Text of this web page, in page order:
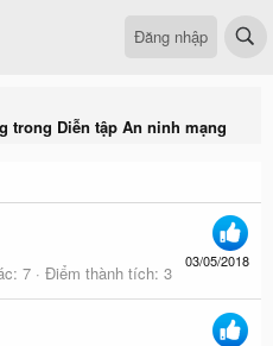
Đăng nhập
trong Diễn tập An ninh mạng
03/05/2018
7 Điểm thành tích 3